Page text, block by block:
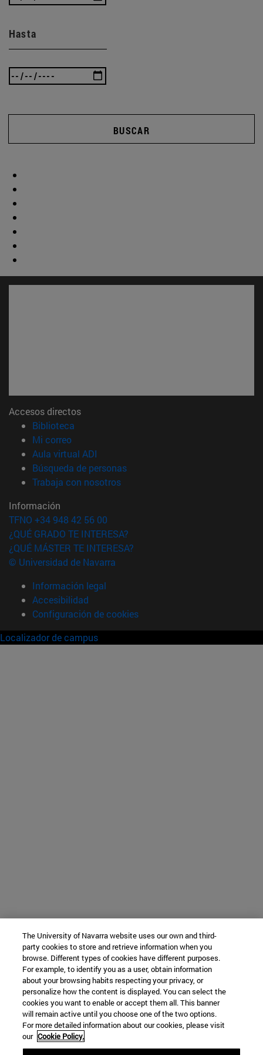
Hasta
BUSCAR
Accesos directos
Biblioteca
Mi correo(abre en nueva ventana)
Aula virtual ADI
Búsqueda de personas(abre en nueva ventana)
Trabaja con nosotros(abre en nueva ventana)
Información
TFNO +34 948 42 56 00
¿QUÉ GRADO TE INTERESA?
¿QUÉ MÁSTER TE INTERESA?
© Universidad de Navarra
Información legal
Accesibilidad
Configuración de cookies
Localizador de campus
The University of Navarra website uses our own and third-
party cookies to store and retrieve information when you
browse. Different types of cookies have different purposes.
For example, to identify you as a user, obtain information
about your browsing habits respecting your privacy, or
personalize how the content is displayed. You can select the
cookies you want to enable or accept them all. This banner
will remain active until you choose one of the two options.
For more detailed information about our cookies, please visit
our Cookie Policy.